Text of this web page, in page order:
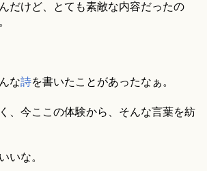
だけど、とても素敵な内容だったの
な詩を書いたことがあったなぁ。
、今ここの体験から、そんな言葉を紡
いな。